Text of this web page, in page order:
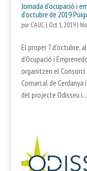
Jornada d’ocupació i
d’octubre de 2019
por CAUC | Oct 1, 2019|
El proper 7 d’octubre,
d’Ocupació i
organitzen el Consorci
Comarcal de Cerdanya
del projecte Odisseu i...